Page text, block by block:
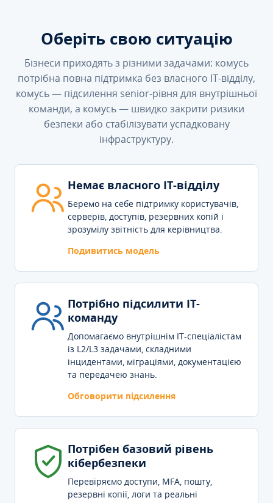
Оберіть свою ситуацію
Бізнеси приходять з різними задачами: комусь
потрібна повна підтримка без власного IT-відділу,
комусь — підсилення senior-рівня для внутрішньої
команди, а комусь — швидко закрити ризики
безпеки або стабілізувати успадковану
інфраструктуру.
Немає власного IT-відділу
Беремо на себе підтримку користувачів,
серверів, доступів, резервних копій і
зрозумілу звітність для керівництва.
Подивитись модель
Потрібно підсилити IT-
команду
Допомагаємо внутрішнім IT-спеціалістам
із L2/L3 задачами, складними
інцидентами, міграціями, документацією
та передачею знань.
Обговорити підсилення
Потрібен базовий рівень
кібербезпеки
Перевіряємо доступи, MFA, пошту,
резервні копії, логи та реальні